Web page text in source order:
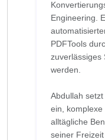
Engineering.
PDFTools
zuverlässiges
werden.
Abdullah
ein, komplexe
alltägliche
seiner